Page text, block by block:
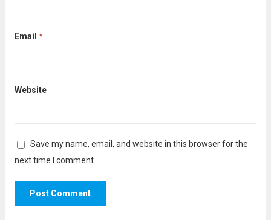
Email *
Website
Save my name, email, and website in this browser for the
next time I comment.